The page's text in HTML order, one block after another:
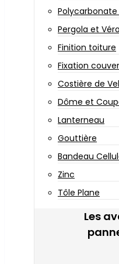
Pergola et
Finition toiture
Fixation
Costière de
Dôme et
Lanterneau
Gouttière
Bandeau
Zinc
Tôle Plane
Les